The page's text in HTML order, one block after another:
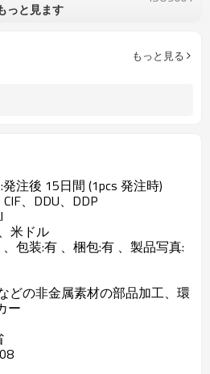
っと見ます
もっと見る
注後 15日間 (1pcs 発注時)
、DDU、DDP
米ドル
包装:有 、梱包:有 、製品写真:
どの非金属素材の部品加工、環
ー